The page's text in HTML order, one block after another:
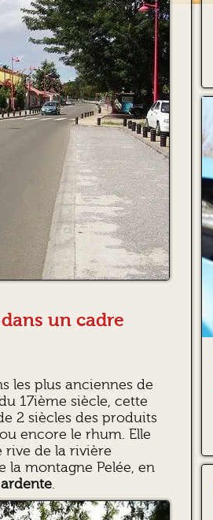
un cadre
les plus anciennes de
17ième siècle, cette
2 siècles des produits
encore le rhum. Elle
rive de la rivière
la montagne Pelée, en
.